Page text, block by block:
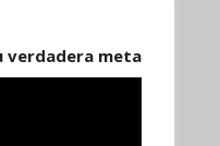
verdadera meta